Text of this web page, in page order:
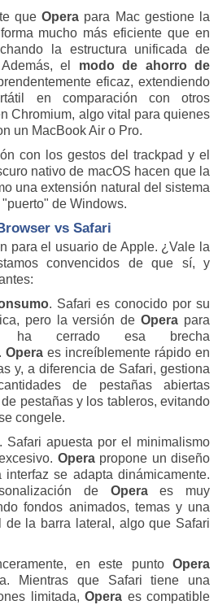
que Opera para Mac gestione la
mucho más eficiente que en
la estructura unificada de
el modo de ahorro de
eficaz, extendiendo
en comparación con otros
Chromium, algo vital para quienes
un MacBook Air o Pro.
con los gestos del trackpad y el
nativo de macOS hacen que la
una extensión natural del sistema
de Windows.
vs Safari
para el usuario de Apple. ¿Vale la
convencidos de que sí, y
. Safari es conocido por su
pero la versión deOpera para
ha cerrado esa brecha
Opera es increíblemente rápido en
y, a diferencia de Safari, gestiona
de pestañas abiertas
pestañas y los tableros, evitando
congele.
. Safari apuesta por el minimalismo
Operapropone un diseño
interfaz se adapta dinámicamente.
de Operaes muy
fondos animados, temas y una
de la barra lateral, algo que Safari
en este punto Opera
Mientras que Safari tiene una
limitada, Opera es compatible